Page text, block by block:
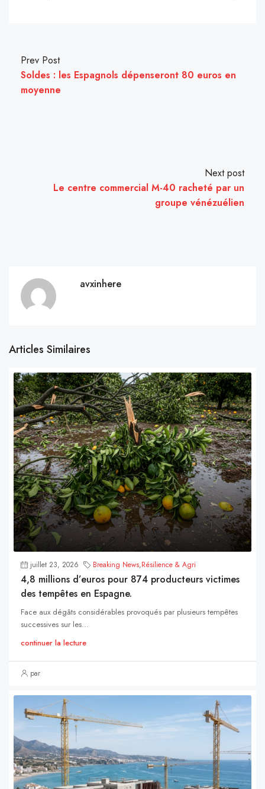
Prev Post
Soldes : les Espagnols dépenseront 80 euros en
moyenne
Next post
Le centre commercial M-40 racheté par un
groupe vénézuélien
avxinhere
Articles Similaires
juillet 23, 2026 Breaking News,Résilience & Agri
4,8 millions d’euros pour 874 producteurs victimes
des tempêtes en Espagne.
Face aux dégâts considérables provoqués par plusieurs tempêtes
successives sur les...
continuer la lecture
par